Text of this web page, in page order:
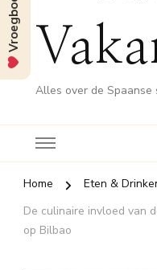
Alles over de Spaanse
Home
Eten &
De culinaire invloed van
op Bilbao